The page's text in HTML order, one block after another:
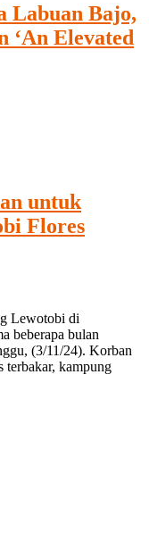
Labuan Bajo,
‘An Elevated
untuk
Flores
Lewotobi di
beberapa bulan
(3/11/24). Korban
terbakar, kampung